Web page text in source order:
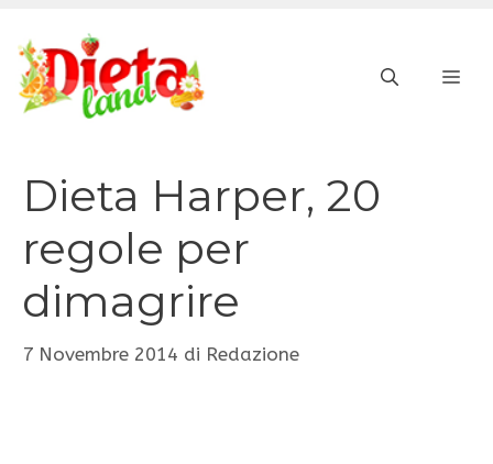
contenuto
Dieta Harper, 20
regole per
dimagrire
7 Novembre 2014 di Redazione